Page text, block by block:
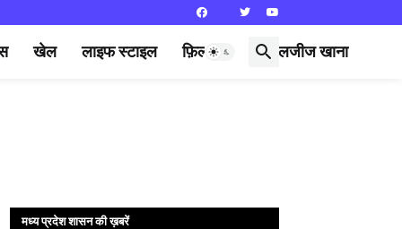
खेल लाइफ स्टाइल फ़िल्मी दुनिया लजीज खाना
मध्य प्रदेश शासन की ख़बरें